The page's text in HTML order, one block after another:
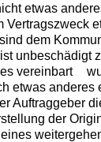
etwas
Vertragszweck
dem
unbeschädigt
vereinbart
etwas anderes
Auftraggeber
der